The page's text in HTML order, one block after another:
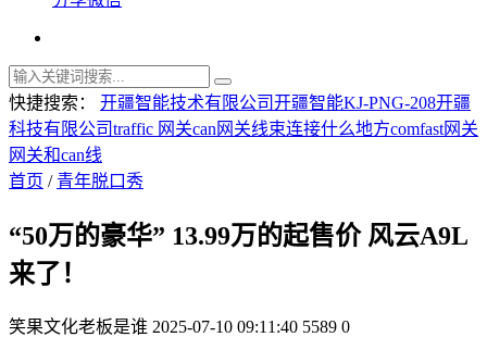
快捷搜索： 开疆智能技术有限公司开疆智能KJ-PNG-208开疆
科技有限公司traffic 网关can网关线束连接什么地方comfast网关
网关和can线
首页 / 青年脱口秀
“50万的豪华” 13.99万的起售价 风云A9L
来了！
笑果文化老板是谁 2025-07-10 09:11:40 5589 0